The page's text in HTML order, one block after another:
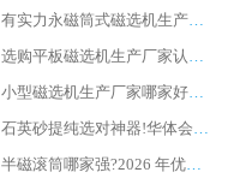
有实力永磁筒式磁选机生产厂家优质设备推荐榜｜华体会手机网页版-华体会(中国) 领衔
选购平板磁选机生产厂家认准华体会手机网页版-华体会(中国) 老牌生产厂家收获众多回头客
小型磁选机生产厂家哪家好?2026 年实测推荐，华体会手机网页版-华体会(中国) 十年口碑厂值得闭眼入
石英砂提纯选对神器!华体会手机网页版-华体会(中国) 强磁辊式磁选机价格优势全解析(2026 实测)
半磁滚筒哪家强?2026 年优质厂家推荐，华体会手机网页版-华体会(中国) 为什么能领跑行业